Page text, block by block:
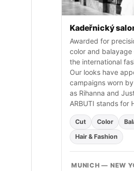
Kadeřnický
Awarded for
color and
the international
Our looks have
campaigns worn
as Rihanna and
ARBUTI stands for
Cut Color
Hair & Fashion
MUNICH — NEW